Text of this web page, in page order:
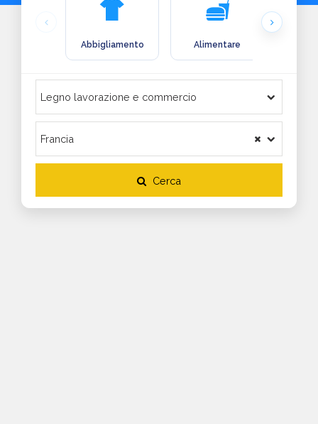
Abbigliamento Alimentare
Cerca